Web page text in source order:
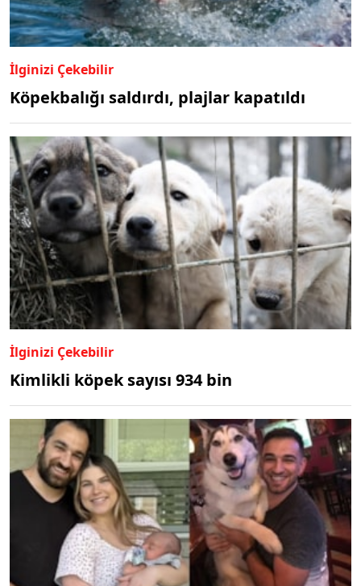
İlginizi Çekebilir
Köpekbalığı saldırdı, plajlar kapatıldı
İlginizi Çekebilir
Kimlikli köpek sayısı 934 bin